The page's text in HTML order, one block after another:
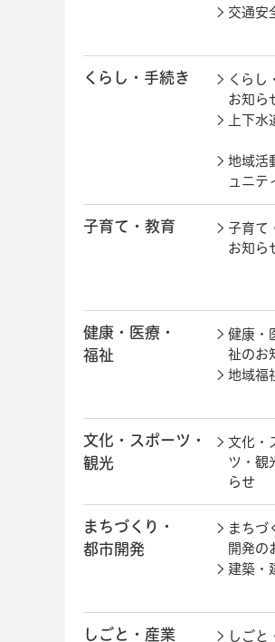
交通安
くらし・手続き
くらし
お知ら
上下水
地域活
ュニテ
子育て・教育
子育て
お知ら
健康・医療・
福祉
健康・
祉のお
地域福
文化・スポーツ・
観光
文化・
ツ・観
らせ
まちづくり・
都市開発
まちづ
開発の
建築・
しごと・産業 しごと